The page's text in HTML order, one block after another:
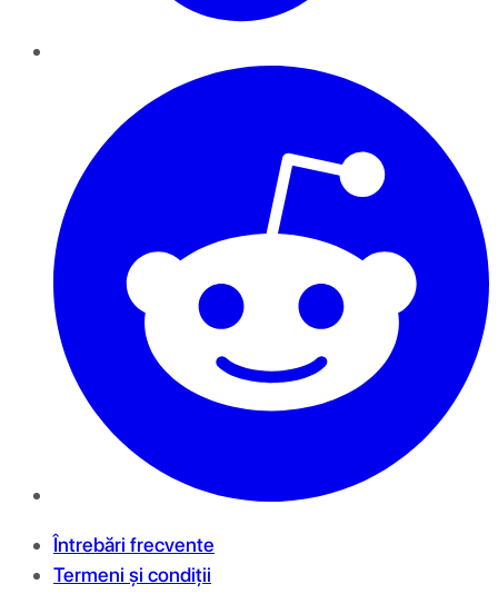
Întrebări frecvente
Termeni și condiții